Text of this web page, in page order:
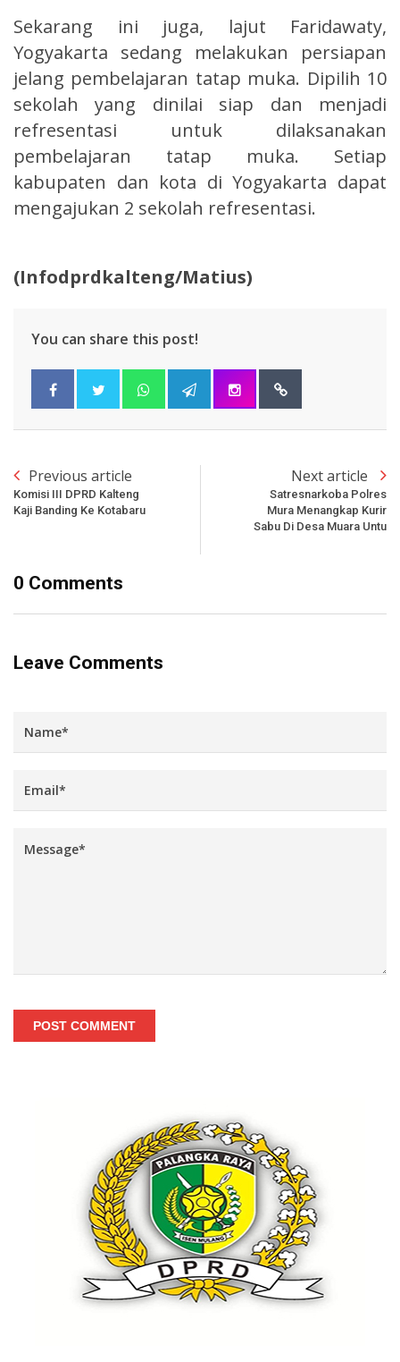
Sekarang ini juga, lajut Faridawaty,
Yogyakarta sedang melakukan persiapan
jelang pembelajaran tatap muka. Dipilih 10
sekolah yang dinilai siap dan menjadi
refresentasi untuk dilaksanakan
pembelajaran tatap muka. Setiap
kabupaten dan kota di Yogyakarta dapat
mengajukan 2 sekolah refresentasi.
(Infodprdkalteng/Matius)
You can share this post!
Previous article
Komisi III DPRD Kalteng
Kaji Banding Ke Kotabaru
Next article
Satresnarkoba Polres
Mura Menangkap Kurir
Sabu Di Desa Muara Untu
0 Comments
Leave Comments
POST COMMENT